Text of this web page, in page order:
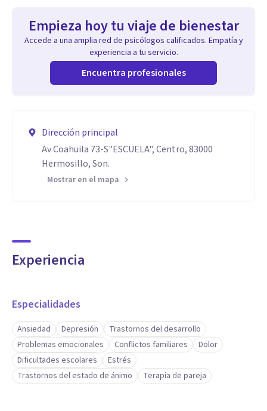
Empieza hoy tu viaje de bienestar
Accede a una amplia red de psicólogos calificados. Empatía y
experiencia a tu servicio.
Encuentra profesionales
Dirección principal
Av Coahuila 73-S"ESCUELA", Centro, 83000
Hermosillo, Son.
Mostrar en el mapa
Experiencia
Especialidades
Ansiedad Depresión
Trastornos del desarrollo
Problemas emocionales
Conflictos familiares
Dolor
Dificultades escolares
Estrés
Trastornos del estado de ánimo
Terapia de pareja